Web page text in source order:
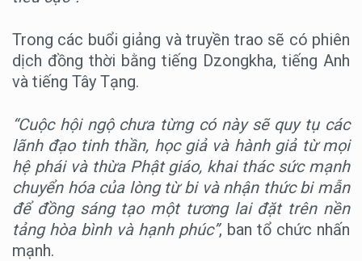
Trong các buổi giảng và truyền trao sẽ có phiên
dịch đồng thời bằng tiếng Dzongkha, tiếng Anh
và tiếng Tây Tạng.
“Cuộc hội ngộ chưa từng có này sẽ quy tụ các
lãnh đạo tinh thần, học giả và hành giả từ mọi
hệ phái và thừa Phật giáo, khai thác sức mạnh
chuyển hóa của lòng từ bi và nhận thức bi mẫn
để đồng sáng tạo một tương lai đặt trên nền
tảng hòa bình và hạnh phúc”, ban tổ chức nhấn
mạnh.